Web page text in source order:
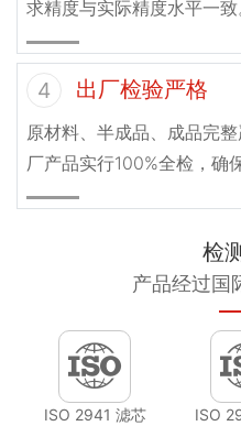
求精度与实际精度水平一致
4 出厂检验严格
原材料、半成品、成品完
厂产品实行100%全检，确
检
产品经过国
ISO 2941 滤芯 ISO